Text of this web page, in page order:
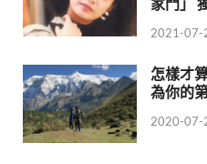
2021-07-
怎樣才
為你的
2020-07-